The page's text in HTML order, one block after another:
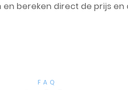
bereken direct de prijs
FAQ